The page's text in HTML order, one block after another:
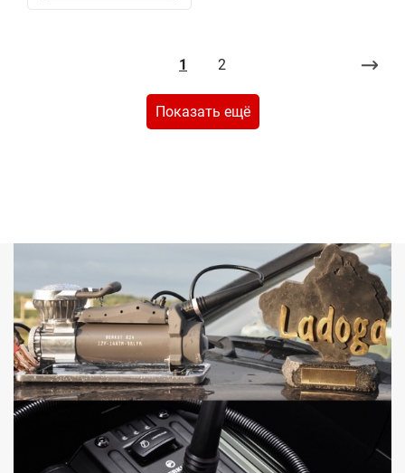
1 2
Показать ещё